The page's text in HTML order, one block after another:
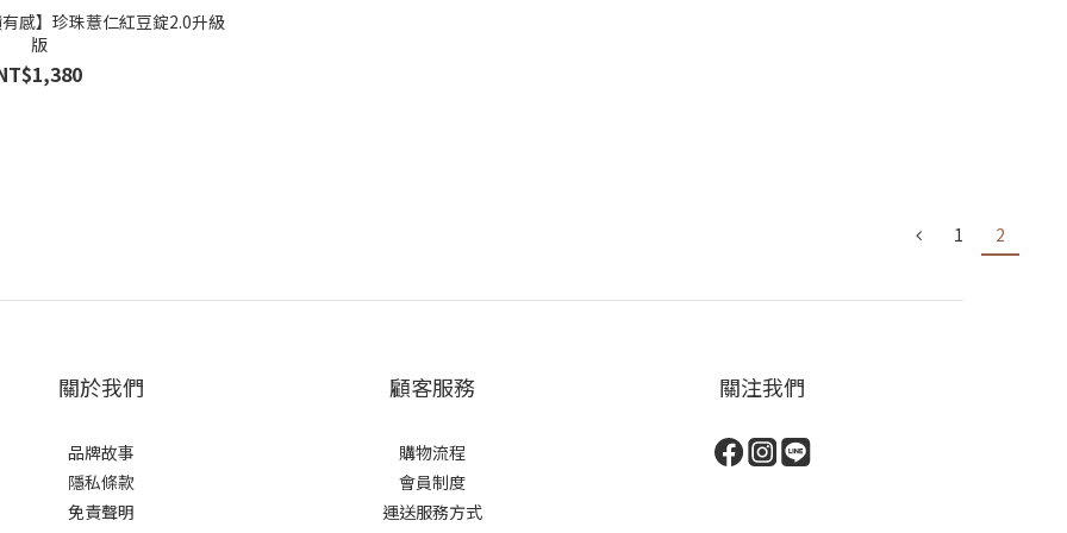
感】珍珠薏仁紅豆錠2.0升級
版
1 2
關於我們
品牌故事
隱私條款
免責聲明
顧客服務
購物流程
會員制度
運送服務方式
關注我們